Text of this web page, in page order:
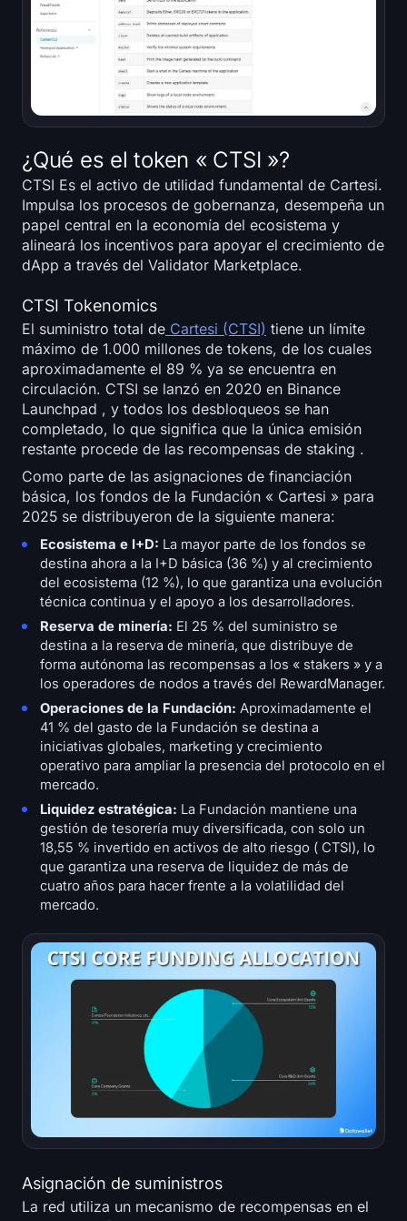
¿Qué es el token « CTSI »?
CTSI Es el activo de utilidad fundamental de Cartesi.
Impulsa los procesos de gobernanza, desempeña un
papel central en la economía del ecosistema y
alineará los incentivos para apoyar el crecimiento de
dApp a través del Validator Marketplace.
CTSI Tokenomics
El suministro total de Cartesi (CTSI) tiene un límite
máximo de 1.000 millones de tokens, de los cuales
aproximadamente el 89 % ya se encuentra en
circulación. CTSI se lanzó en 2020 en Binance
Launchpad , y todos los desbloqueos se han
completado, lo que significa que la única emisión
restante procede de las recompensas de staking .
Como parte de las asignaciones de financiación
básica, los fondos de la Fundación « Cartesi » para
2025 se distribuyeron de la siguiente manera:
Ecosistema e I+D: La mayor parte de los fondos se
destina ahora a la I+D básica (36 %) y al crecimiento
del ecosistema (12 %), lo que garantiza una evolución
técnica continua y el apoyo a los desarrolladores.
Reserva de minería: El 25 % del suministro se
destina a la reserva de minería, que distribuye de
forma autónoma las recompensas a los « stakers » y a
los operadores de nodos a través del RewardManager.
Operaciones de la Fundación: Aproximadamente el
41 % del gasto de la Fundación se destina a
iniciativas globales, marketing y crecimiento
operativo para ampliar la presencia del protocolo en el
mercado.
Liquidez estratégica: La Fundación mantiene una
gestión de tesorería muy diversificada, con solo un
18,55 % invertido en activos de alto riesgo ( CTSI), lo
que garantiza una reserva de liquidez de más de
cuatro años para hacer frente a la volatilidad del
mercado.
Asignación de suministros
La red utiliza un mecanismo de recompensas en el